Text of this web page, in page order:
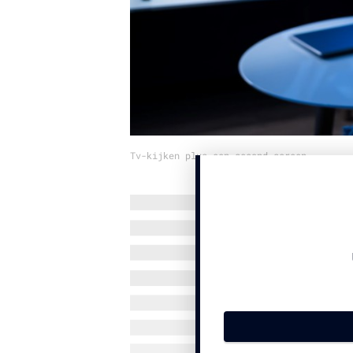
Tv-kijken plus een second screen